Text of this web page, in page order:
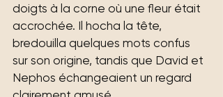
doigts à la corne où une fleur était
accrochée. Il hocha la tête,
bredouilla quelques mots confus
sur son origine, tandis que David et
Nephos échangeaient un regard